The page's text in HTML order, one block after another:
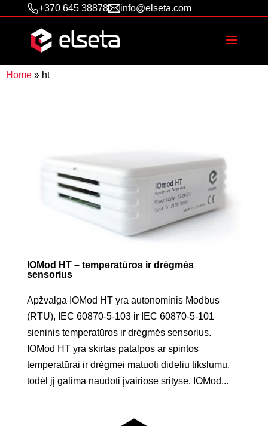
+370 645 38878 info@elseta.com
Home » ht
IOMod HT – temperatūros ir drėgmės
sensorius
Apžvalga IOMod HT yra autonominis Modbus
(RTU), IEC 60870-5-103 ir IEC 60870-5-101
sieninis temperatūros ir drėgmės sensorius.
IOMod HT yra skirtas patalpos ar spintos
temperatūrai ir drėgmei matuoti dideliu tikslumu,
todėl jį galima naudoti įvairiose srityse. IOMod...